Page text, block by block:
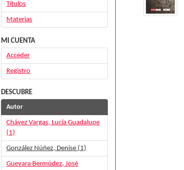
Títulos
Materias
MI CUENTA
Acceder
Registro
DESCUBRE
Autor
Chávez Vargas, Lucía Guadalupe
(1)
González Núñez, Denise (1)
Guevara Bermúdez, José